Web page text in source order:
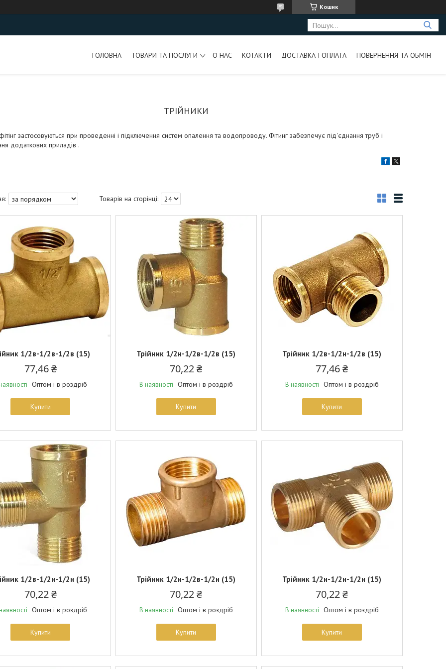
Кошик
ГОЛОВНА ТОВАРИ ТА ПОСЛУГИ О НАС КОТАКТИ ДОСТАВКА І ОПЛАТА ПОВЕРНЕННЯ ТА ОБМІН
ТРІЙНИКИ
застосовуються при проведенні і підключення систем опалення та водопроводу. Фітинг забезпечує під'єднання труб і
додаткових приладів .
1/2в-1/2в-1/2в (15)
77,46 ₴
Оптом і в роздріб
Купити
Трійник 1/2н-1/2в-1/2в (15)
70,22 ₴
В наявності Оптом і в роздріб
Купити
Трійник 1/2в-1/2н-1/2в (15)
77,46 ₴
В наявності Оптом і в роздріб
Купити
1/2в-1/2н-1/2н (15)
70,22 ₴
Оптом і в роздріб
Купити
Трійник 1/2н-1/2в-1/2н (15)
70,22 ₴
В наявності Оптом і в роздріб
Купити
Трійник 1/2н-1/2н-1/2н (15)
70,22 ₴
В наявності Оптом і в роздріб
Купити